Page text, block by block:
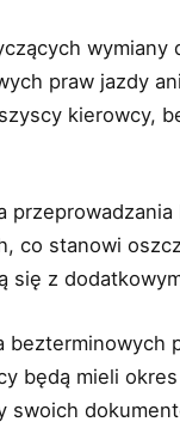
praw jazdy
kierowcy,
co stanowi
się z
bezterminowych
będą mieli
swoich